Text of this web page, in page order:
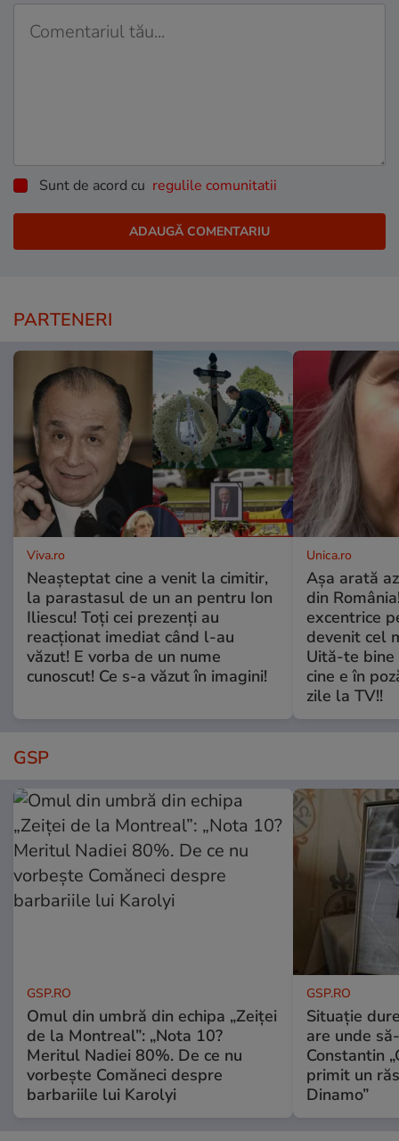
Sunt de acord cu regulile comunitatii
PARTENERI
Viva.ro
Neașteptat cine a venit la cimitir,
la parastasul de un an pentru Ion
Iliescu! Toți cei prezenți au
reacționat imediat când l-au
văzut! E vorba de un nume
cunoscut! Ce s-a văzut în imagini!
Unica.ro
Așa arată
din
excentrice
devenit cel
Uită-te bine
cine e în
zile la TV!!
GSP
GSP.RO
Omul din umbră din echipa „Zeiței
de la Montreal”: „Nota 10?
Meritul Nadiei 80%. De ce nu
vorbește Comăneci despre
barbariile lui Karolyi
GSP.RO
Situație
are unde
Constantin
primit un
Dinamo”